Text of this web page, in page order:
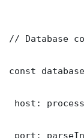
// Database
const
host:
port: